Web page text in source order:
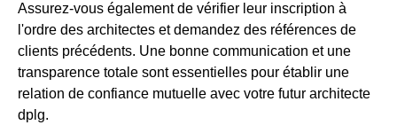
Assurez-vous également de vérifier leur inscription à
l'ordre des architectes et demandez des références de
clients précédents. Une bonne communication et une
transparence totale sont essentielles pour établir une
relation de confiance mutuelle avec votre futur architecte
dplg.